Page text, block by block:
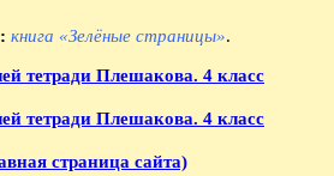
книга «Зелёные страницы».
тетради Плешакова. 4 класс
тетради Плешакова. 4 класс
страница сайта)